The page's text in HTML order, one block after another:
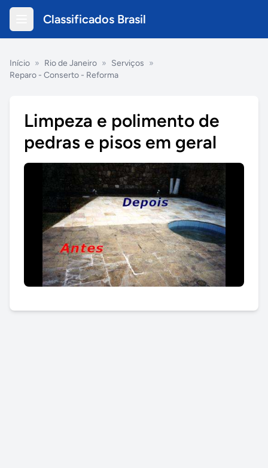
Classificados Brasil
Início » Rio de Janeiro » Serviços »
Reparo - Conserto - Reforma
Limpeza e polimento de
pedras e pisos em geral